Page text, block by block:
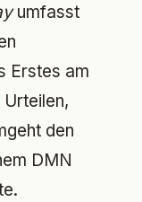
umfasst
Erstes am
den
DMN